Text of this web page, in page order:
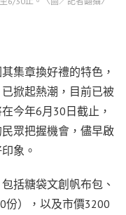
集章換好禮的特色，
掀起熱潮，目前已被
今年6月30日截止，
眾把握機會，儘早啟
象。
括糖袋文創帆布包、
份），以及市價3200